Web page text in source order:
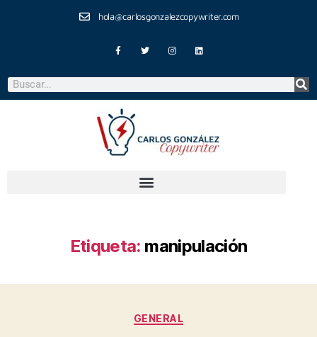
hola@carlosgonzalezcopywriter.com
Etiqueta: manipulación
GENERAL